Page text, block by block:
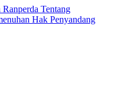
Tentang
Hak Penyandang